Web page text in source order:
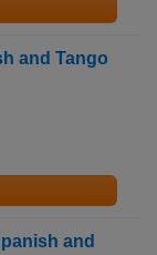
and Tango
and